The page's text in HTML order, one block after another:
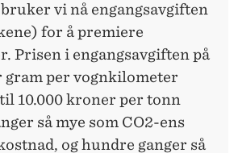
vi nå engangsavgiften
for å premiere
Prisen i engangsavgiften på
gram per vognkilometer
10.000 kroner per tonn
så mye som CO2-ens
og hundre ganger så